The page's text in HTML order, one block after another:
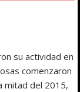
su actividad en
comenzaron
mitad del 2015,